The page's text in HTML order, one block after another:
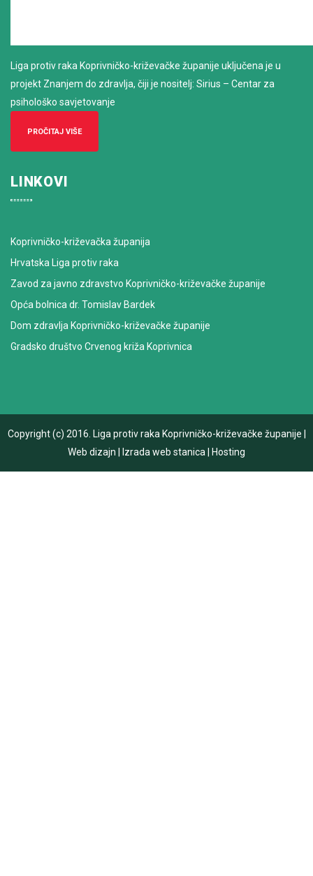
Liga protiv raka Koprivničko-križevačke županije uključena je u
projekt Znanjem do zdravlja, čiji je nositelj: Sirius – Centar za
psihološko savjetovanje
PROČITAJ VIŠE
LINKOVI
Koprivničko-križevačka županija
Hrvatska Liga protiv raka
Zavod za javno zdravstvo Koprivničko-križevačke županije
Opća bolnica dr. Tomislav Bardek
Dom zdravlja Koprivničko-križevačke županije
Gradsko društvo Crvenog križa Koprivnica
Copyright (c) 2016. Liga protiv raka Koprivničko-križevačke županije
Web dizajn
Izrada web stanica Hosting